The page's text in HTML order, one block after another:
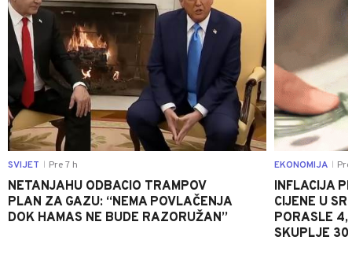
SVIJET Pre 7 h
NETANJAHU ODBACIO TRAMPOV
PLAN ZA GAZU: “NEMA POVLAČENJA
DOK HAMAS NE BUDE RAZORUŽAN”
EKONOMIJA
INFLACIJA
CIJENE U
PORASLE
SKUPLJE 30